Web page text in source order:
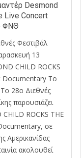
Desmond
Live Concert
ΦΝΘ
Φεστιβάλ
13
CHILD ROCKS
Documentary Το
28ο Διεθνές
παρουσιάζει
ROCKS THE
σε
Αμερικανίδας
ακολουθεί